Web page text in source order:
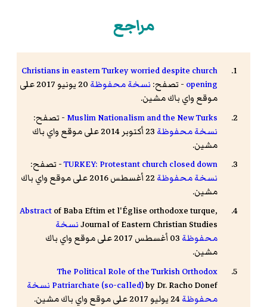
مراجع
Christians in eastern Turkey worried despite church
opening - تصفح: نسخة محفوظة
20 يونيو 2017 على
موقع واي باك مشين.
Muslim Nationalism and the New Turks - تصفح:
نسخة محفوظة
23 أكتوبر 2014 على موقع واي باك
مشين.
TURKEY: Protestant church closed down- تصفح:
نسخة محفوظة
22 أغسطس 2016 على موقع واي باك
مشين.
Abstractof Baba Eftim et l'Église orthodoxe turque,
Journal of Eastern Christian Studiesنسخة
محفوظة
03 أغسطس 2017 على موقع واي باك
مشين.
The Political Role of the Turkish Orthodox
Patriarchate (so-called)by Dr. Racho Donef
نسخة
محفوظة